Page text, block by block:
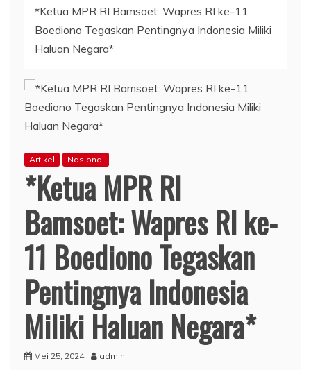
*Ketua MPR RI Bamsoet: Wapres RI ke-11
Boediono Tegaskan Pentingnya Indonesia Miliki
Haluan Negara*
Artikel Nasional
*Ketua MPR RI
Bamsoet: Wapres RI ke-
11 Boediono Tegaskan
Pentingnya Indonesia
Miliki Haluan Negara*
Mei 25, 2024 admin